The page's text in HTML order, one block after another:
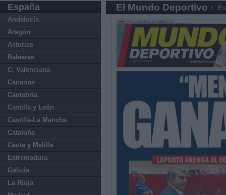
España
Andalucía
Aragón
Asturias
Baleares
C. Valenciana
Canarias
Cantabria
Castilla y León
Castilla-La Mancha
Cataluña
Ceuta y Melilla
Extremadura
Galicia
La Rioja
El Mundo Deportivo